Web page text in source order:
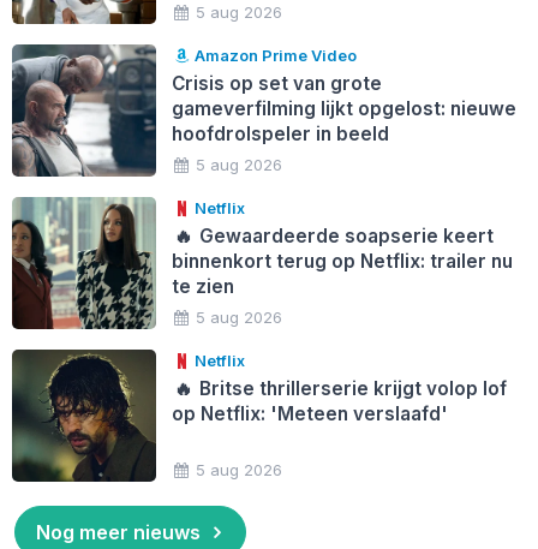
5 aug 2026
Amazon Prime Video
Crisis op set van grote
gameverfilming lijkt opgelost: nieuwe
hoofdrolspeler in beeld
5 aug 2026
Netflix
🔥 Gewaardeerde soapserie keert
binnenkort terug op Netflix: trailer nu
te zien
5 aug 2026
Netflix
🔥 Britse thrillerserie krijgt volop lof
op Netflix: 'Meteen verslaafd'
5 aug 2026
Nog meer nieuws